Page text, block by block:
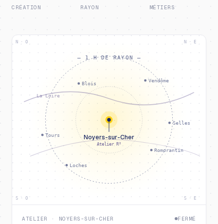
CRÉATION RAYON MÉTIERS
La Loire
Blois
Tours
Vendôme
Romorantin
Loches
Selles
Noyers-sur-Cher
Atelier R²
— 1 H DE RAYON —
N · O N · E
S · O S · E
ATELIER · NOYERS-SUR-CHER FERMÉ